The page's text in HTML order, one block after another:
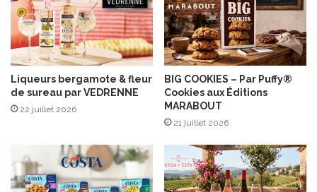
u
é
p
i
c
e
s
f
u
x
c
h
a
m
n
o
Liqueurs bergamote & fleur
de sureau par VEDRENNE
22 juillet 2026
BIG COOKIES – Par Puffy®
Cookies aux Éditions
MARABOUT
21 juillet 2026